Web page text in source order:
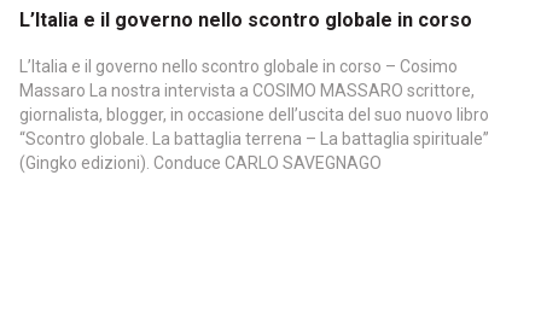
L’Italia e il governo nello scontro globale in corso
L’Italia e il governo nello scontro globale in corso – Cosimo
Massaro La nostra intervista a COSIMO MASSARO scrittore,
giornalista, blogger, in occasione dell’uscita del suo nuovo libro
“Scontro globale. La battaglia terrena – La battaglia spirituale”
(Gingko edizioni). Conduce CARLO SAVEGNAGO